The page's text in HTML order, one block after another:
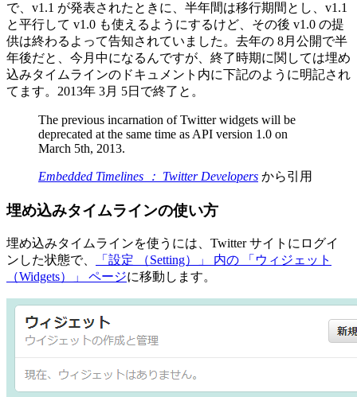
で、v1.1 が発表されたときに、半年間は移行期間とし、v1.1
と平行して v1.0 も使えるようにするけど、その後 v1.0 の提
供は終わるよって告知されていました。去年の 8月公開で半
年後だと、今月中になるんですが、終了時期に関しては埋め
込みタイムラインのドキュメント内に下記のように明記され
てます。2013年 3月 5日で終了と。
The previous incarnation of Twitter widgets will be
deprecated at the same time as API version 1.0 on
March 5th, 2013.
Embedded Timelines ： Twitter Developers から引用
埋め込みタイムラインの使い方
埋め込みタイムラインを使うには、Twitter サイトにログイ
ンした状態で、
「設定 （Setting）」 内の 「ウィジェット
（Widgets）」 ページに移動します。